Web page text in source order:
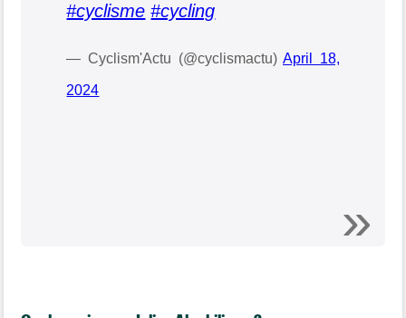
#cyclisme #cycling
— Cyclism'Actu (@cyclismactu)April 18,
2024